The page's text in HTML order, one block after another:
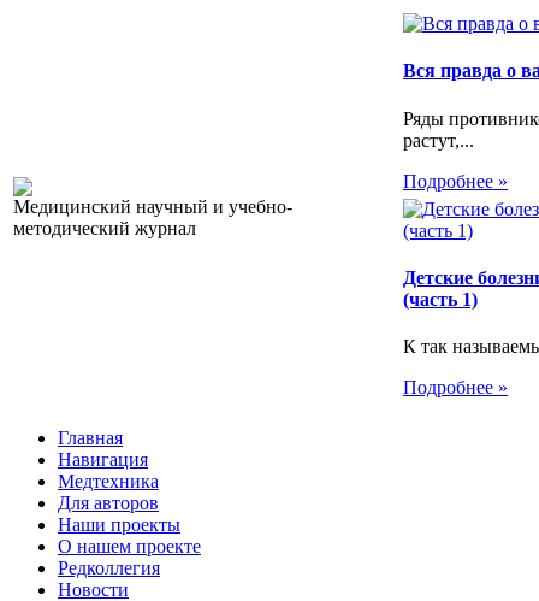
Медицинский научный и учебно-
методический журнал
Вся правда о
Ряды
растут,...
Подробнее »
Детские
(часть 1)
К так
Подробнее »
Главная
Навигация
Медтехника
Для авторов
Наши проекты
О нашем проекте
Редколлегия
Новости